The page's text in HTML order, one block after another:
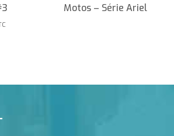
Motos – Série Ariel